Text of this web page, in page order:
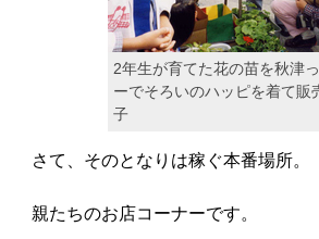
2年生が育てた花の苗を秋津
ーでそろいのハッピを着て販
子
さて、そのとなりは稼ぐ本番場所。
親たちのお店コーナーです。